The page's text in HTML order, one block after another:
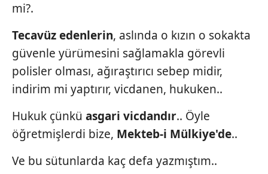
mi?.
Tecavüz edenlerin, aslında o kızın o sokakta
güvenle yürümesini sağlamakla görevli
polisler olması, ağıraştırıcı sebep midir,
indirim mi yaptırır, vicdanen, hukuken..
Hukuk çünkü asgari vicdandır.. Öyle
öğretmişlerdi bize, Mekteb-i Mülkiye'de..
Ve bu sütunlarda kaç defa yazmıştım..